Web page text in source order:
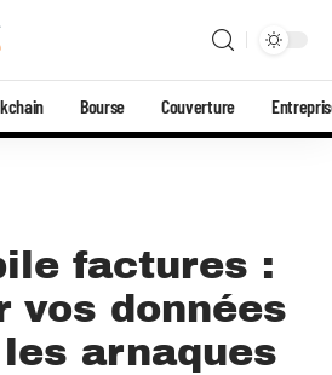
Bourse Couverture
factures :
vos données
arnaques